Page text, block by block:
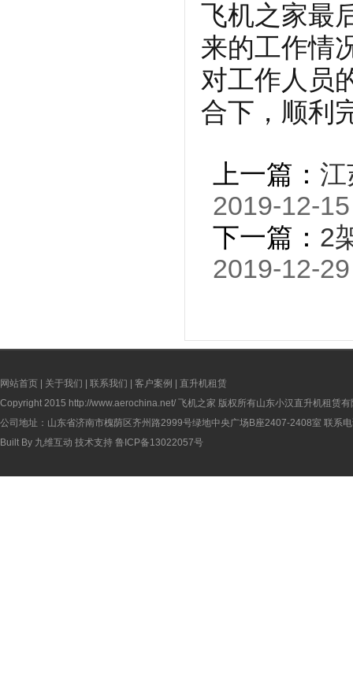
飞机之家最
来的工作情
对工作人员
合下，顺利
上一篇： 江
2019-12-
下一篇： 2
2019-12-
网站首页 关于我们 联系我们 客户案例
直升机租赁
Copyright 2015 http://www.aerochina.net/ 飞机之家 版权所有山东小汉直升机租赁有
公司地址：山东省济南市槐荫区齐州路2999号绿地中央广场B座2407-2408室 联系
Built By 九维互动 技术支持 鲁ICP备13022057号